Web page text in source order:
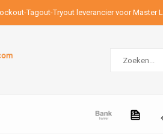
Tagout-Tryout leverancier voor Master